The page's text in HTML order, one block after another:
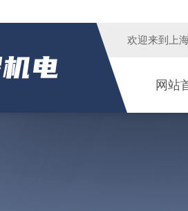
欢迎来到 上
网站